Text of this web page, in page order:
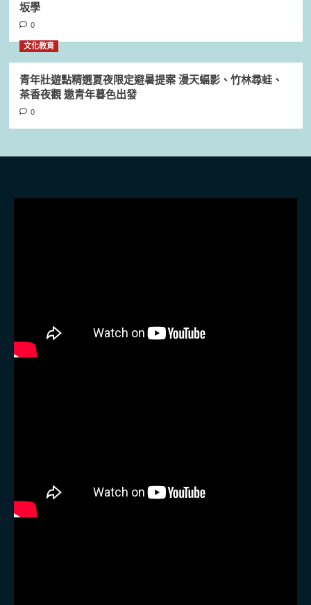
坂學
0
文化教育
青年壯遊點精選夏夜限定避暑提案 漫天蝠影、竹林尋蛙、
茶香夜觀 邀青年暮色出發
0